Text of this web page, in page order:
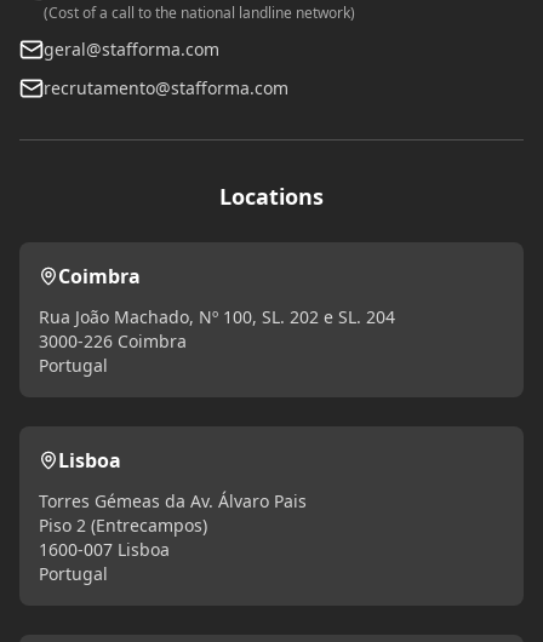
(Cost of a call to the national landline network)
geral@stafforma.com
recrutamento@stafforma.com
Locations
Coimbra
Rua João Machado, Nº 100, SL. 202 e SL. 204
3000-226 Coimbra
Portugal
Lisboa
Torres Gémeas da Av. Álvaro Pais
Piso 2 (Entrecampos)
1600-007 Lisboa
Portugal